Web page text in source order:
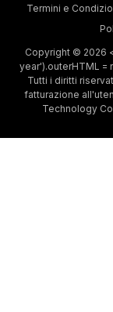
Termini e
Copyright © 2026
year').outerHTML =
Tutti i diritti
fatturazione
Technology